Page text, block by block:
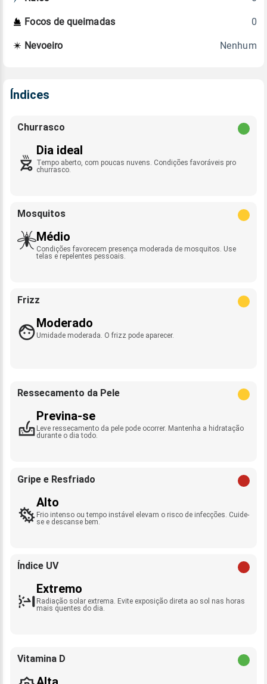
Focos de queimadas 0
Nevoeiro Nenhum
Índices
Churrasco
Dia ideal
Tempo aberto, com poucas nuvens. Condições favoráveis pro
churrasco.
Mosquitos
Médio
Condições favorecem presença moderada de mosquitos. Use
telas e repelentes pessoais.
Frizz
Moderado
Umidade moderada. O frizz pode aparecer.
Ressecamento da Pele
Previna-se
Leve ressecamento da pele pode ocorrer. Mantenha a hidratação
durante o dia todo.
Gripe e Resfriado
Alto
Frio intenso ou tempo instável elevam o risco de infecções. Cuide-
se e descanse bem.
Índice UV
Extremo
Radiação solar extrema. Evite exposição direta ao sol nas horas
mais quentes do dia.
Vitamina D